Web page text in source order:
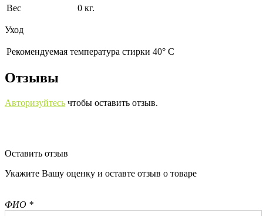
Вес 0 кг.
Уход
Рекомендуемая температура стирки 40° С
Отзывы
Авторизуйтесь чтобы оставить отзыв.
Оставить отзыв
Укажите Вашу оценку и оставте отзыв о товаре
ФИО *